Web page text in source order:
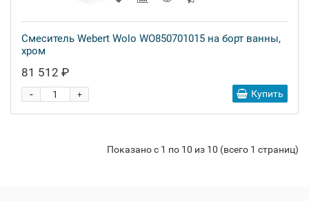
Смеситель Webert Wolo WO850701015 на борт ванны,
хром
81 512 ₽
+
- Купить
Показано с 1 по 10 из 10 (всего 1 страниц)